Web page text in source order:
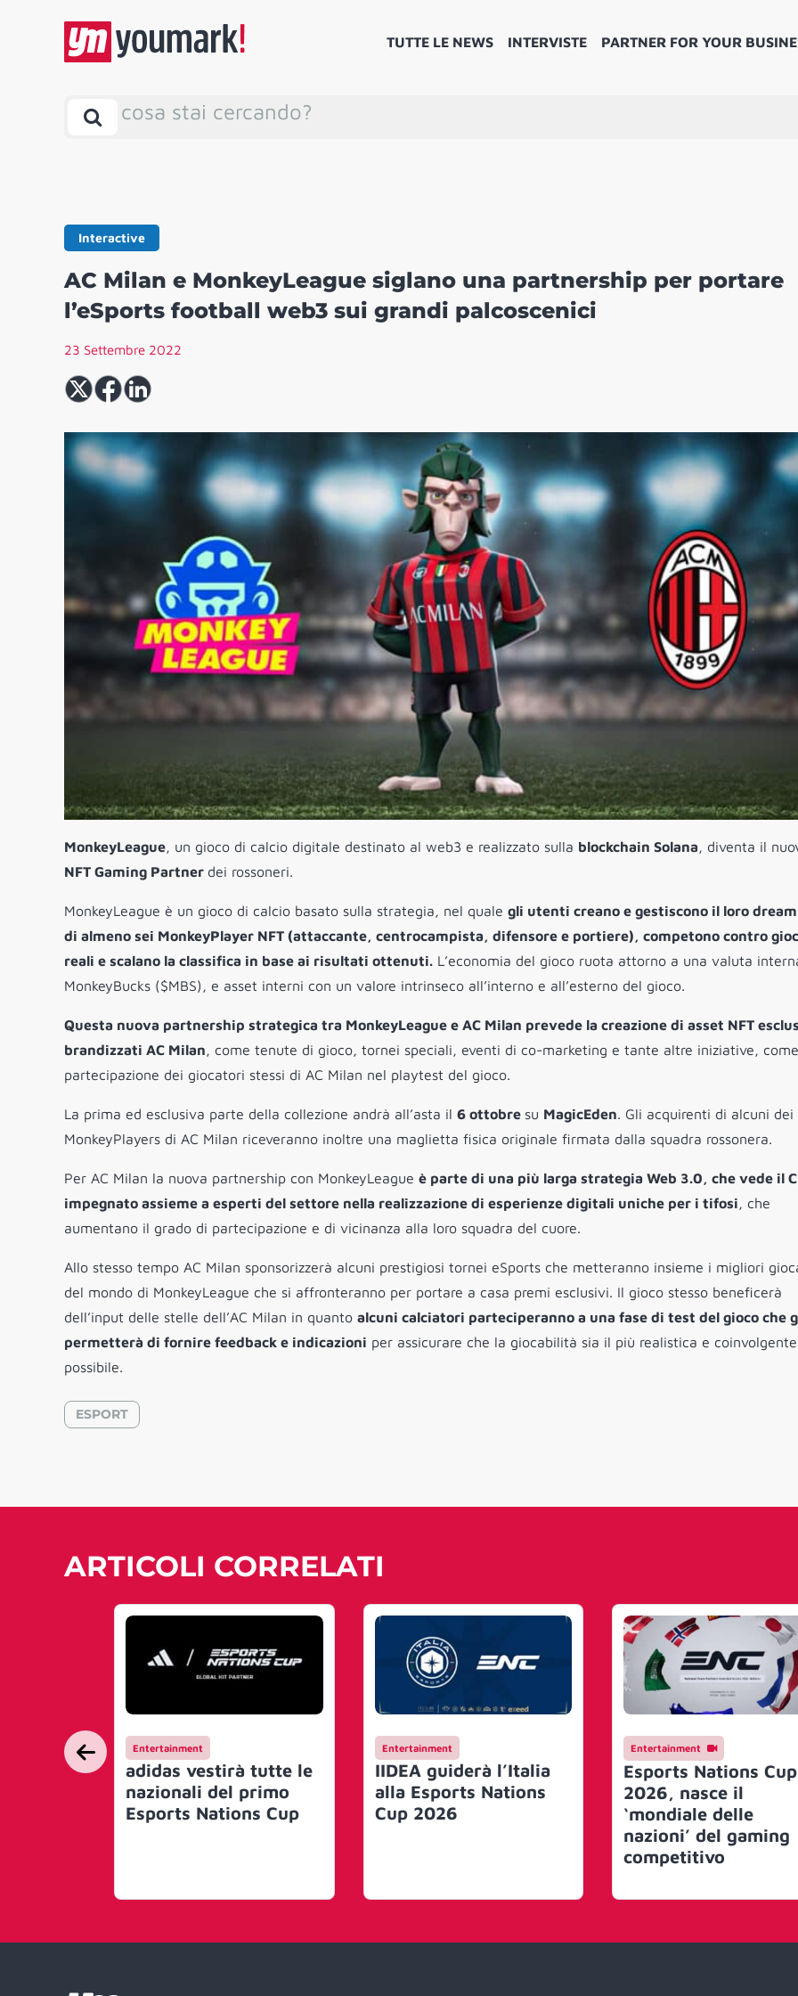
TUTTE LE NEWS INTERVISTE PARTNER FOR YOUR
cosa stai cercando?
Interactive
AC Milan e MonkeyLeague siglano una partnership per portare
l’eSports football web3 sui grandi palcoscenici
23 Settembre 2022
MonkeyLeague, un gioco di calcio digitale destinato al web3 e realizzato sulla blockchain Solana, diventa il
NFT Gaming Partner dei rossoneri.
MonkeyLeague è un gioco di calcio basato sulla strategia, nel quale gli utenti creano e gestiscono il loro
di almeno sei MonkeyPlayer NFT (attaccante, centrocampista, difensore e portiere), competono contro
reali e scalano la classifica in base ai risultati ottenuti. L’economia del gioco ruota attorno a una valuta
MonkeyBucks ($MBS), e asset interni con un valore intrinseco all’interno e all’esterno del gioco.
Questa nuova partnership strategica tra MonkeyLeague e AC Milan prevede la creazione di asset NFT
brandizzati AC Milan, come tenute di gioco, tornei speciali, eventi di co-marketing e tante altre iniziative,
partecipazione dei giocatori stessi di AC Milan nel playtest del gioco.
La prima ed esclusiva parte della collezione andrà all’asta il 6 ottobre su MagicEden. Gli acquirenti di alcuni dei
MonkeyPlayers di AC Milan riceveranno inoltre una maglietta fisica originale firmata dalla squadra rossonera.
Per AC Milan la nuova partnership con MonkeyLeague è parte di una più larga strategia Web 3.0, che vede il
impegnato assieme a esperti del settore nella realizzazione di esperienze digitali uniche per i tifosi, che
aumentano il grado di partecipazione e di vicinanza alla loro squadra del cuore.
Allo stesso tempo AC Milan sponsorizzerà alcuni prestigiosi tornei eSports che metteranno insieme i migliori
del mondo di MonkeyLeague che si affronteranno per portare a casa premi esclusivi. Il gioco stesso beneficerà
dell’input delle stelle dell’AC Milan in quanto alcuni calciatori parteciperanno a una fase di test del gioco che
permetterà di fornire feedback e indicazioni per assicurare che la giocabilità sia il più realistica e coinvolgente
possibile.
ESPORT
ARTICOLI CORRELATI
Entertainment
adidas vestirà tutte le
nazionali del primo
Esports Nations Cup
Entertainment
IIDEA guiderà l’Italia
alla Esports Nations
Cup 2026
Entertainment
Esports Nations Cup
2026, nasce il
‘mondiale delle
nazioni’ del gaming
competitivo